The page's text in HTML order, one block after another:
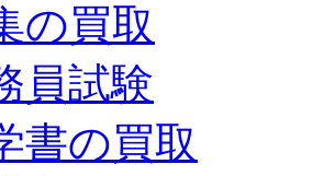
の買取
員試験
書の買取